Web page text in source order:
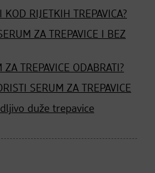
RIJETKIH TREPAVICA?
ZA TREPAVICE I BEZ
TREPAVICE ODABRATI?
SERUM ZA TREPAVICE
duže trepavice